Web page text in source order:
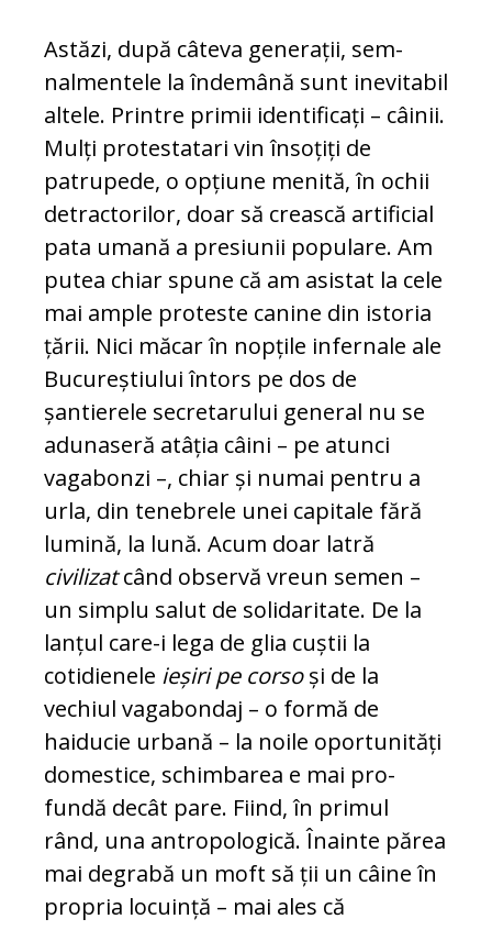
Astăzi, după câteva generații, sem­
nalmentele la îndemână sunt inevitabil
altele. Printre primii identificați – câinii.
Mulți protestatari vin însoțiți de
patrupede, o opțiune menită, în ochii
detractorilor, doar să crească artificial
pa­ta umană a presiunii populare. Am
putea chiar spune că am asistat la cele
mai am­ple proteste canine din istoria
țării. Nici măcar în nopțile infernale ale
Bucu­reș­tiu­lui întors pe dos de
șantierele secretarului general nu se
adunaseră atâția câini – pe atunci
vagabonzi –, chiar și numai pentru a
urla, din tenebrele unei capitale fără
lu­mină, la lună. Acum doar latră
civilizatcând observă vreun semen –
un simplu salut de solidaritate. De la
lanțul care-i lega de glia cuștii la
cotidienele ieșiri pe corsoși de la
vechiul vagabondaj – o for­mă de
haiducie urbană – la noile opor­tu­nități
domestice, schimbarea e mai pro­
fundă decât pare. Fiind, în primul
rând, una antropologică. Înainte părea
mai de­grabă un moft să ții un câine în
propria lo­cuință – mai ales că